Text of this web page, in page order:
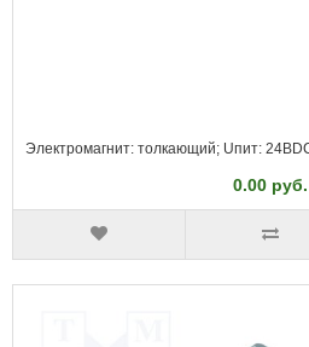
Электромагнит: толкающий; Uпит:
0.00 руб.